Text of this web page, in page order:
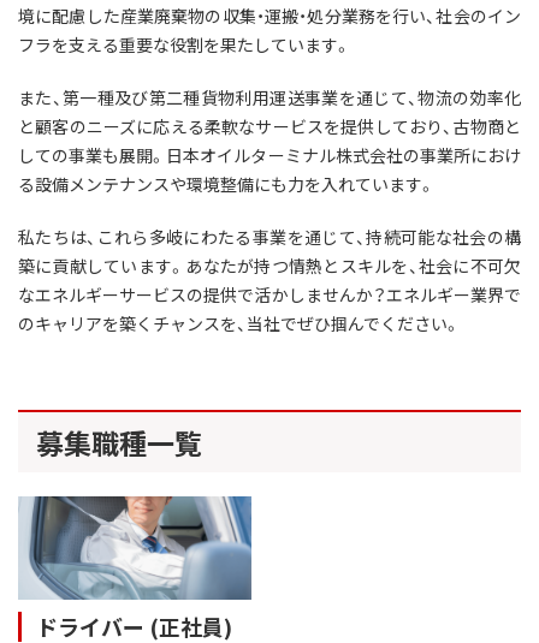
境に配慮した産業廃棄物の収集・運搬・処分業務を行い、社会のイン
フラを支える重要な役割を果たしています。
また、第一種及び第二種貨物利用運送事業を通じて、物流の効率化
と顧客のニーズに応える柔軟なサービスを提供しており、古物商と
しての事業も展開。日本オイルターミナル株式会社の事業所におけ
る設備メンテナンスや環境整備にも力を入れています。
私たちは、これら多岐にわたる事業を通じて、持続可能な社会の構
築に貢献しています。あなたが持つ情熱とスキルを、社会に不可欠
なエネルギーサービスの提供で活かしませんか？エネルギー業界で
のキャリアを築くチャンスを、当社でぜひ掴んでください。
募集職種一覧
ドライバー (正社員)